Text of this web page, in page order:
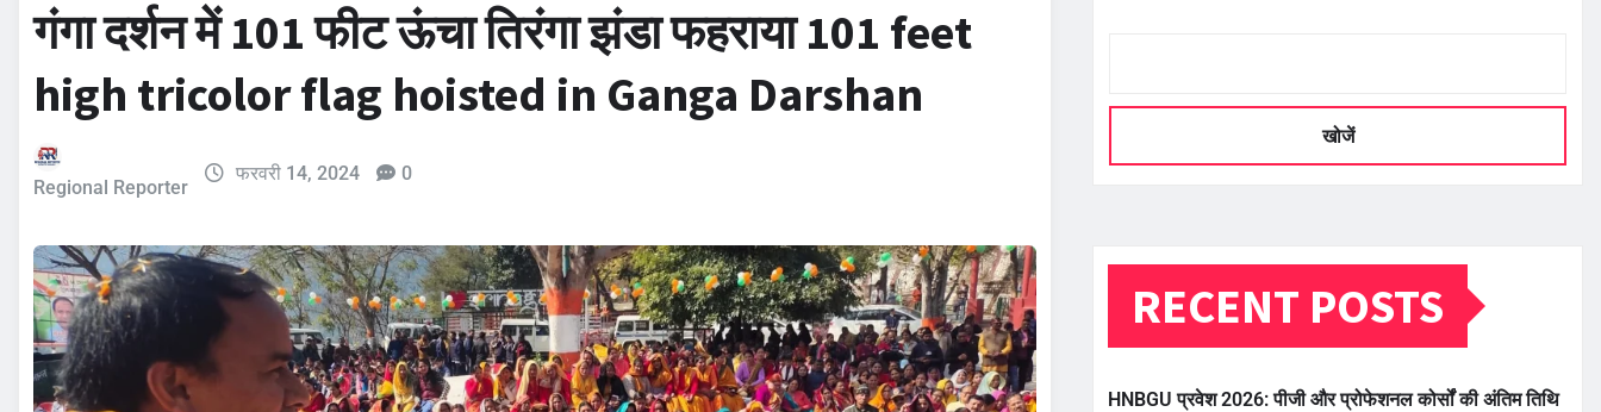
गंगा दर्शन में 101 फीट ऊंचा तिरंगा झंडा फहराया 101 feet
high tricolor flag hoisted in Ganga Darshan
Regional Reporter
फरवरी 14, 2024 0
खोजें
RECENT POSTS
HNBGU प्रवेश 2026: पीजी और प्रोफेशनल कोर्सों की अंतिम तिथि